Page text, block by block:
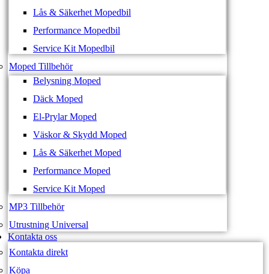
Lås & Säkerhet Mopedbil
Performance Mopedbil
Service Kit Mopedbil
Moped Tillbehör
Belysning Moped
Däck Moped
El-Prylar Moped
Väskor & Skydd Moped
Lås & Säkerhet Moped
Performance Moped
Service Kit Moped
MP3 Tillbehör
Utrustning Universal
Kontakta oss
Kontakta direkt
Köpa